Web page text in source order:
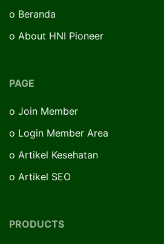
o Beranda
o About HNI Pioneer
PAGE
o Join Member
o Login Member Area
o Artikel Kesehatan
o Artikel SEO
PRODUCTS